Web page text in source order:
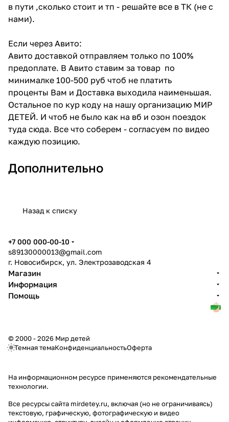
в пути ,сколько стоит и тп - решайте все в ТК (не с
нами).
Если через Авито:
Авито доставкой отправляем только по 100%
предоплате. В Авито ставим за товар по
минималке 100-500 руб чтоб не платить
проценты Вам и Доставка выходила наименьшая.
Остальное по кур коду на нашу организацию МИР
ДЕТЕЙ. И чтоб не было как на вб и озон поездок
туда сюда. Все что соберем - согласуем по видео
каждую позицию.
Дополнительно
Назад к списку
+7 000 000-00-10
s89130000013@gmail.com
г. Новосибирск, ул. Электрозаводская 4
Магазин
Информация
Помощь
© 2000 - 2026 Мир детей
Темная темаКонфиденциальностьОферта
На информационном ресурсе применяются рекомендательные
технологии.
Все ресурсы сайта mirdetey.ru, включая (но не ограничиваясь)
текстовую, графическую, фотографическую и видео